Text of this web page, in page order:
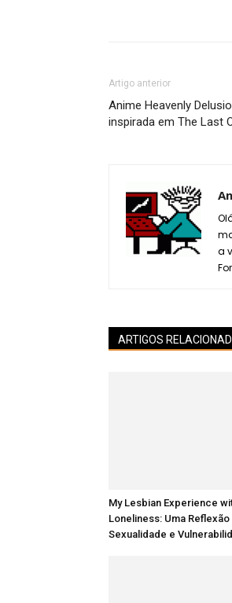
Artigo anterior
Anime Heavenly
inspirada em The Last
a
ARTIGOS
My Lesbian Experience
Loneliness: Uma
Sexualidade e